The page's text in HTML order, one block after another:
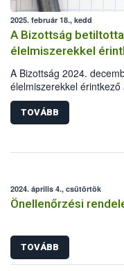
2025. február 18., kedd
A Bizottság
élelmiszerekkel
A Bizottság 2024.
élelmiszerekkel
korlátozás a BPA
életbe.
TOVÁBB
2024. április 4., csütörtök
Önellenőrzési
TOVÁBB